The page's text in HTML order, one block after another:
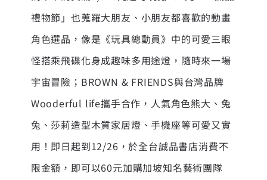
禮物節」也蒐羅大朋友、小朋友都喜歡的動畫
角色選品，像是《玩具總動員》中的可愛三眼
怪搭乘飛碟化身成趣味多用途燈，隨時來一場
宇宙冒險；BROWN & FRIENDS與台灣品牌
Wooderful life攜手合作，人氣角色熊大、兔
兔、莎莉造型木質家居燈、手機座等可愛又實
用！即日起到12/26，於全台誠品書店消費不
限金額，即可以60元加購加坡知名藝術團隊